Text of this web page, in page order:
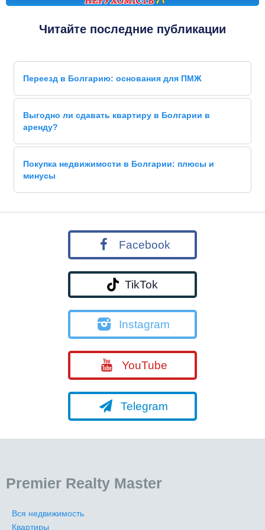
Читайте последние публикации
Переезд в Болгарию: основания для ПМЖ
Выгодно ли сдавать квартиру в Болгарии в
аренду?
Покупка недвижимости в Болгарии: плюсы и
минусы
Facebook
TikTok
Instagram
YouTube
Telegram
Premier Realty Master
Вся недвижимость
Квартиры